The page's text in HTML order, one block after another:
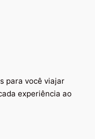
para você viajar
experiência ao